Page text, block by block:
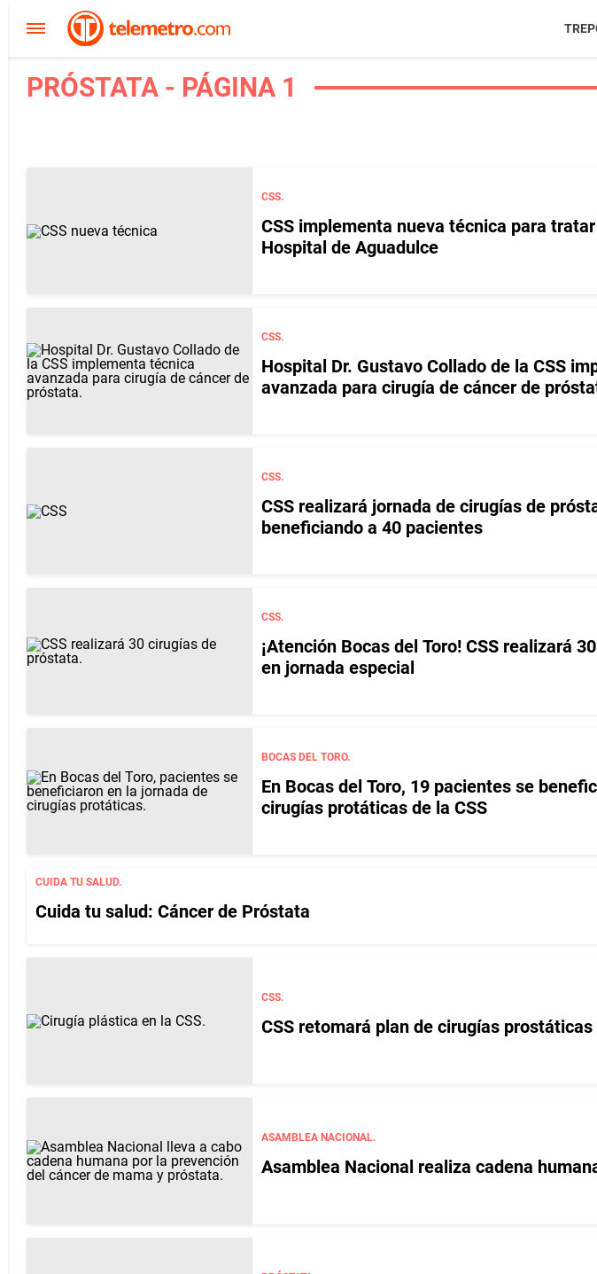
PRÓSTATA - PÁGINA 1
CSS.
CSS implementa nueva técnica para
Hospital de Aguadulce
CSS.
Hospital Dr. Gustavo Collado de la CSS
avanzada para cirugía de cáncer de
CSS.
CSS realizará jornada de cirugías de
beneficiando a 40 pacientes
CSS.
¡Atención Bocas del Toro! CSS realizará
en jornada especial
BOCAS DEL TORO.
En Bocas del Toro, 19 pacientes se
cirugías protáticas de la CSS
CUIDA TU SALUD.
Cuida tu salud: Cáncer de Próstata
CSS.
CSS retomará plan de cirugías
ASAMBLEA NACIONAL.
Asamblea Nacional realiza cadena